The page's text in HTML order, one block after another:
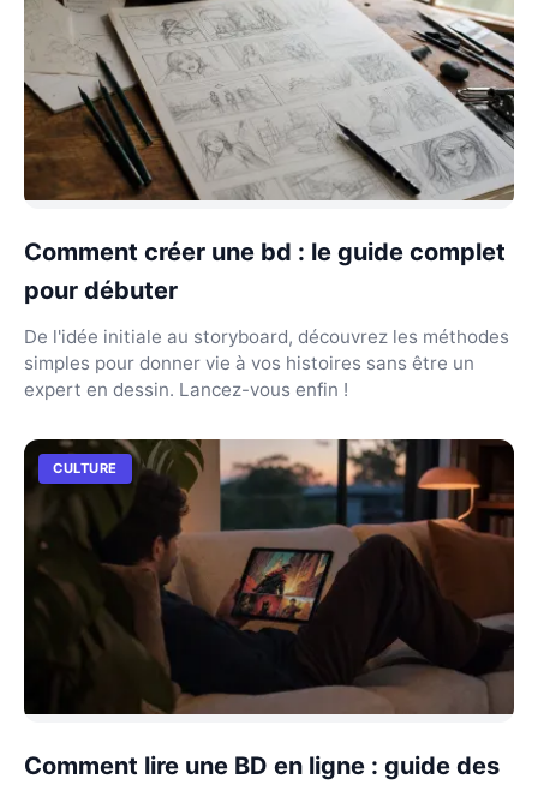
Comment créer une bd : le guide complet
pour débuter
De l'idée initiale au storyboard, découvrez les méthodes
simples pour donner vie à vos histoires sans être un
expert en dessin. Lancez-vous enfin !
CULTURE
Comment lire une BD en ligne : guide des